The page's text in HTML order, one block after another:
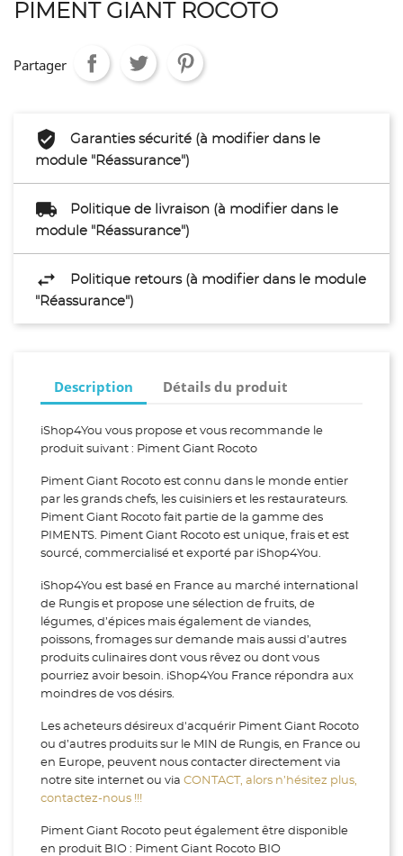
PIMENT GIANT ROCOTO
Partager
Garanties sécurité (à modifier dans le
module "Réassurance")
Politique de livraison (à modifier dans le
module "Réassurance")
Politique retours (à modifier dans le module
"Réassurance")
Description Détails du produit
iShop4You vous propose et vous recommande le
produit suivant : Piment Giant Rocoto
Piment Giant Rocoto est connu dans le monde entier
par les grands chefs, les cuisiniers et les restaurateurs.
Piment Giant Rocoto fait partie de la gamme des
PIMENTS. Piment Giant Rocoto est unique, frais et est
sourcé, commercialisé et exporté par iShop4You.
iShop4You est basé en France au marché international
de Rungis et propose une sélection de fruits, de
légumes, d’épices mais également de viandes,
poissons, fromages sur demande mais aussi d’autres
produits culinaires dont vous rêvez ou dont vous
pourriez avoir besoin. iShop4You France répondra aux
moindres de vos désirs.
Les acheteurs désireux d'acquérir Piment Giant Rocoto
ou d’autres produits sur le MIN de Rungis, en France ou
en Europe, peuvent nous contacter directement via
notre site internet ou via CONTACT, alors n’hésitez plus,
contactez-nous !!!
Piment Giant Rocoto peut également être disponible
en produit BIO : Piment Giant Rocoto BIO